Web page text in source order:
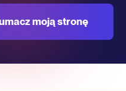
moją stronę